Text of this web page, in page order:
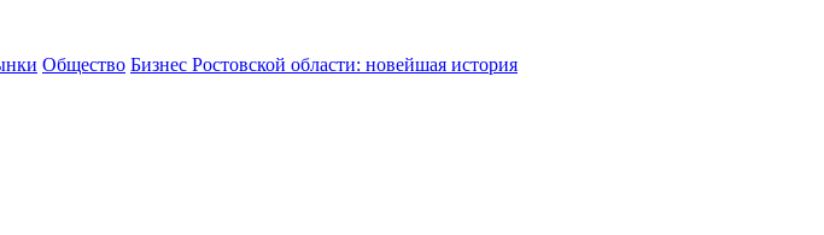
Общество Бизнес Ростовской области: новейшая история